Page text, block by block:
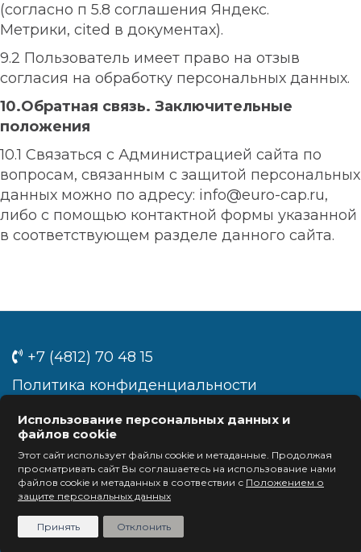
(согласно п 5.8 соглашения Яндекс.
Метрики, cited в документах).
9.2 Пользователь имеет право на отзыв
согласия на обработку персональных данных.
10.Обратная связь. Заключительные
положения
10.1 Связаться с Администрацией сайта по
вопросам, связанным с защитой персональных
данных можно по адресу: info@euro-cap.ru,
либо с помощью контактной формы указанной
в соответствующем разделе данного сайта.
+7 (4812) 70 48 15
Политика конфиденциальности
info@euro-cap.ru
Задать вопрос
EURO-CAP – 2021
Разработка сайта – ninesquares.ru
Использование персональных данных и
файлов cookie
Этот сайт использует файлы cookie и метаданные. Продолжая
просматривать сайт Вы соглашаетесь на использование нами
файлов cookie и метаданных в соотвествии с Положением о
защите персональных данных
Отклонить
Принять